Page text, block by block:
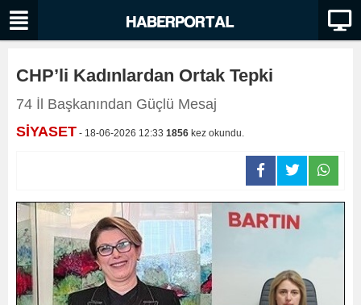
CHP’li Kadınlardan Ortak Tepki
74 İl Başkanından Güçlü Mesaj
SİYASET - 18-06-2026 12:33 1856 kez okundu.